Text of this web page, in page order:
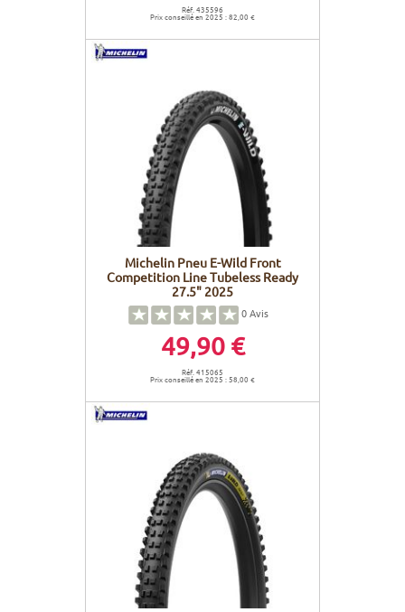
Réf. 435596
Prix conseillé en 2025 : 82,00 €
Michelin Pneu E-Wild Front
Competition Line Tubeless Ready
27.5" 2025
0Avis
49,90 €
Réf. 415065
Prix conseillé en 2025 : 58,00 €